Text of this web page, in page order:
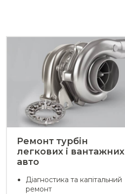
Ремонт турбін
легкових і вантажних
авто
Діагностика та капітальний
ремонт